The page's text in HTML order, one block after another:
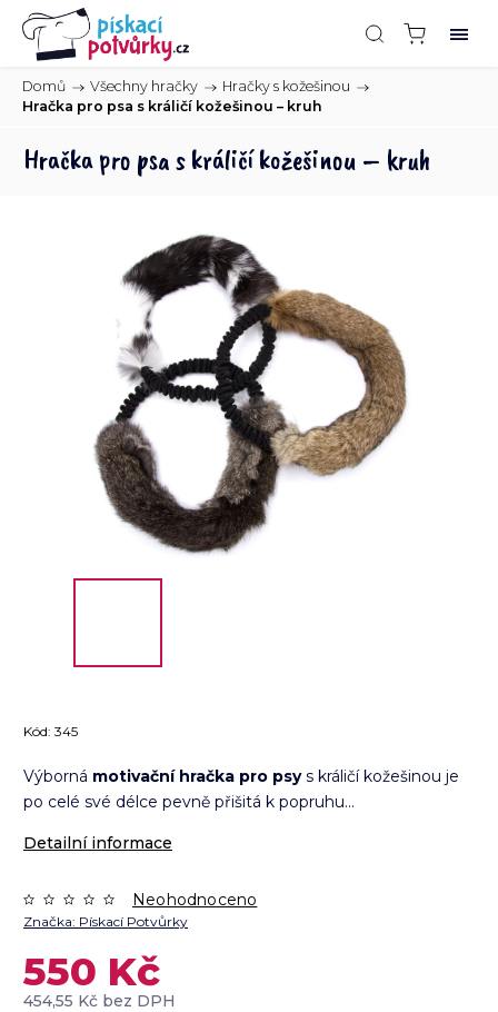
Domů / Všechny hračky / Hračky s kožešinou /
Hračka pro psa s králičí kožešinou – kruh
Hračka pro psa s králičí kožešinou – kruh
Kód: 345
Výborná motivační hračka pro psys králičí kožešinou je
po celé své délce pevně přišitá k popruhu...
Detailní informace
Značka: Pískací Potvůrky
Neohodnoceno
550 Kč
454,55 Kč bez DPH